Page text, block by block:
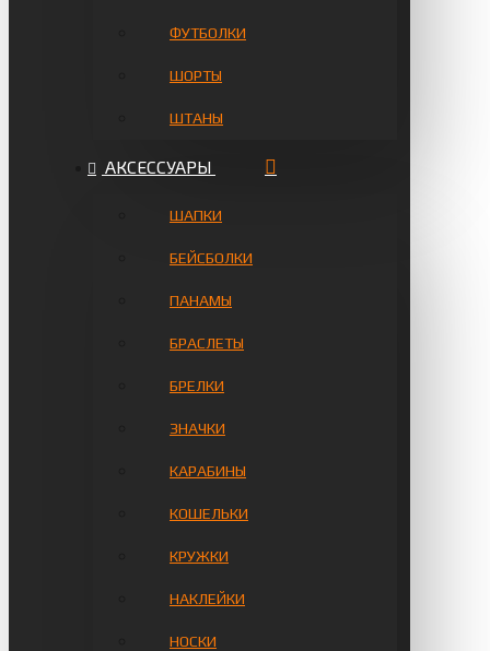
ФУТБОЛКИ
ШОРТЫ
ШТАНЫ
АКСЕССУАРЫ
ШАПКИ
БЕЙСБОЛКИ
ПАНАМЫ
БРАСЛЕТЫ
БРЕЛКИ
ЗНАЧКИ
КАРАБИНЫ
КОШЕЛЬКИ
КРУЖКИ
НАКЛЕЙКИ
НОСКИ